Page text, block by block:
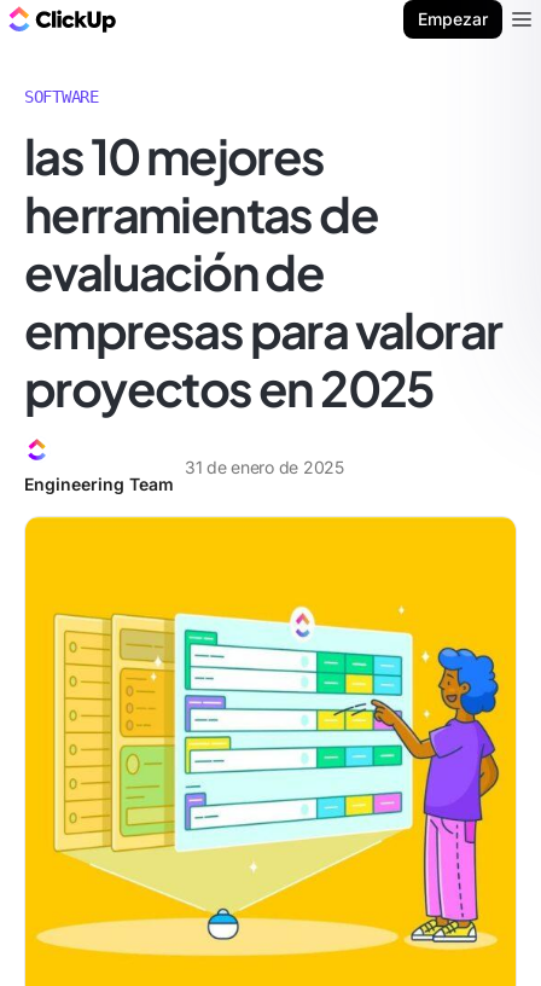
Empezar
SOFTWARE
las 10 mejores
herramientas de
evaluación de
empresas para valorar
proyectos en 2025
Engineering Team
31 de enero de 2025